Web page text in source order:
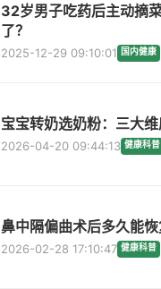
32岁男子吃药后主动摘
了？
2025-12-29 09:10:01 国内健康
宝宝转奶选奶粉：三大
2026-04-20 09:44:13 健康科普
鼻中隔偏曲术后多久能
2026-02-28 17:10:47 健康科普